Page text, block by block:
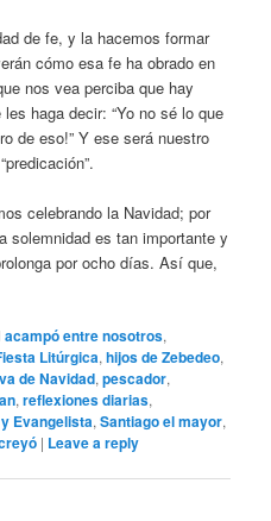
de fe, y la hacemos formar
cómo esa fe ha obrado en
nos vea perciba que hay
haga decir: “Yo no sé lo que
de eso!” Y ese será nuestro
celebrando la Navidad; por
solemnidad es tan importante y
por ocho días. Así que,
acampó entre nosotros,
Litúrgica,hijos de Zebedeo,
de Navidad,pescador,
,reflexiones diarias,
Evangelista,Santiago el mayor,
| Leave a reply